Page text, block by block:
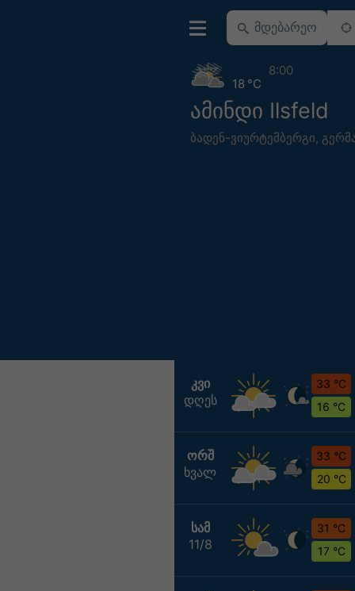
ამინდი Ilsfeld
ბადენ-ვიურტემბერგი,
18 °C
8:00
ᲙᲕᲘ
დღეს
33 °C
16 °C
ᲝᲠᲨ
ხვალ
33 °C
20 °C
ᲡᲐᲛ
11/8
31 °C
17 °C